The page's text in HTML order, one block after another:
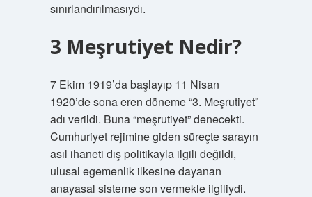
sınırlandırılmasıydı.
3 Meşrutiyet Nedir?
7 Ekim 1919’da başlayıp 11 Nisan
1920’de sona eren döneme “3. Meşrutiyet”
adı verildi. Buna “meşrutiyet” denecekti.
Cumhuriyet rejimine giden süreçte sarayın
asıl ihaneti dış politikayla ilgili değildi,
ulusal egemenlik ilkesine dayanan
anayasal sisteme son vermekle ilgiliydi.